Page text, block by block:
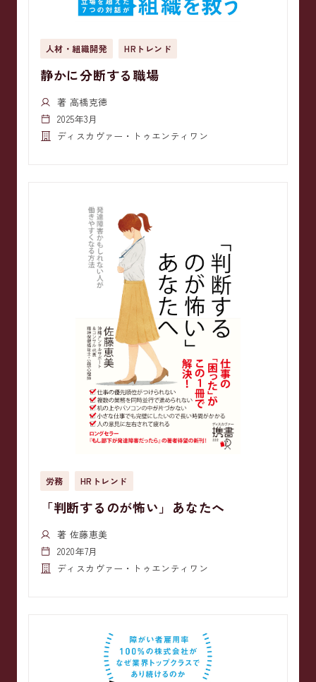
人材・組織開発 HRトレンド
静かに分断する職場
著 高橋克徳
2025年3月
ディスカヴァー・トゥエンティワン
労務 HRトレンド
「判断するのが怖い」あなたへ
著 佐藤恵美
2020年7月
ディスカヴァー・トゥエンティワン